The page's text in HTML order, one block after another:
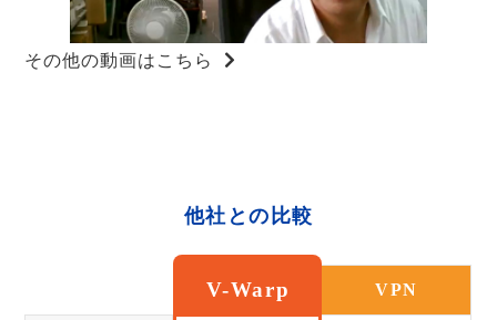
その他の動画はこちら
他社との比較
V-Warp VPN